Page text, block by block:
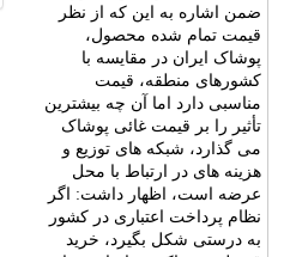
ضمن اشاره به این که از نظر
قیمت تمام شده محصول،
پوشاک ایران در مقایسه با
کشورهای منطقه، قیمت
مناسبی دارد اما آن چه بیشترین
تأثیر را بر قیمت غائی پوشاک
می گذارد، شبکه های توزیع و
هزینه های در ارتباط با محل
عرضه است، اظهار داشت: اگر
نظام پرداخت اعتباری در کشور
به درستی شکل بگیرد، خرید